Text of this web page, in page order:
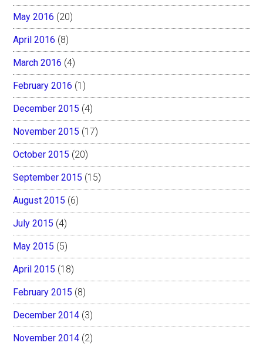
May 2016 (20)
April 2016 (8)
March 2016 (4)
February 2016 (1)
December 2015 (4)
November 2015 (17)
October 2015 (20)
September 2015 (15)
August 2015 (6)
July 2015 (4)
May 2015 (5)
April 2015 (18)
February 2015 (8)
December 2014 (3)
November 2014 (2)